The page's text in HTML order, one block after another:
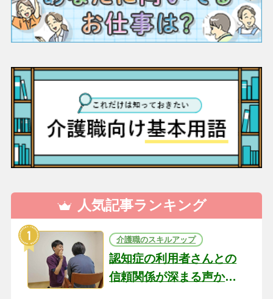
人気記事ランキング
介護職のスキルアップ
認知症の利用者さんとの
信頼関係が深まる声かけ